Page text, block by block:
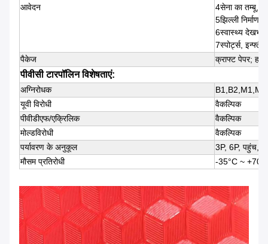
आवेदन
4सेना का तम्बू,
5झिल्ली निर्माण
6स्वास्थ्य
7स्पोर्ट्स,
पैकेज
क्राफ्ट पेपर;
पीवीसी टारपॉलिन विशेषताएं:
अग्निरोधक
यूवी विरोधी
वैकल्पिक
पीवीडीएफ/एक्रिलिक
वैकल्पिक
मोल्डविरोधी
वैकल्पिक
पर्यावरण के अनुकूल
3P, 6P, पहुंच,
मौसम प्रतिरोधी
-35°C ~